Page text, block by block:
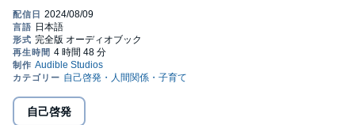
・ついつい「先延ばし」にしてしまう
・集中力が続かない
・本当は叶えたい夢や目標がある
・もっと自分らしい仕事をしたい
・時間の使い方が上手くなりたい
【「はじめに」より一部抜粋】
ふだんの生活について考えてみよう。私たちはともすれば家族や
自己啓発